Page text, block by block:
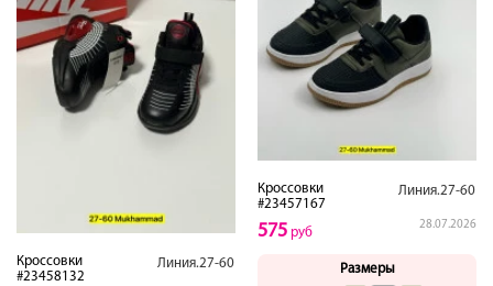
Кроссовки
#23458132
Линия.27-60
Кроссовки
#23457167
Линия.27-60
28.07.2026
575 руб
Размеры